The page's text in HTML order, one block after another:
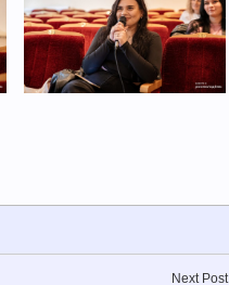
Next Post